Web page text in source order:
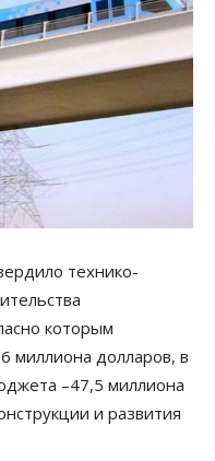
технико-
которым
миллиона долларов, в
–47,5 миллиона
и развития